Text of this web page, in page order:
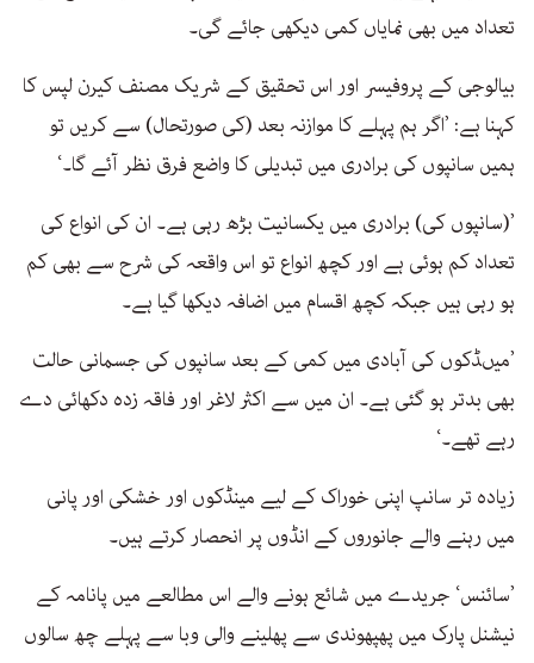
تعداد میں بھی نمایاں کمی دیکھی جائے گی۔
بیالوجی کے پروفیسر اور اس تحقیق کے شریک مصنف کیرن لپس کا
کہنا ہے: ’اگر ہم پہلے کا موازنہ بعد (کی صورتحال) سے کریں تو
ہمیں سانپوں کی برادری میں تبدیلی کا واضع فرق نظر آئے گا۔‘
’(سانپوں کی) برادری میں یکسانیت بڑھ رہی ہے۔ ان کی انواع کی
تعداد کم ہوئی ہے اور کچھ انواع تو اس واقعہ کی شرح سے بھی کم
ہو رہی ہیں جبکہ کچھ اقسام میں اضافہ دیکھا گیا ہے۔
’میںڈکوں کی آبادی میں کمی کے بعد سانپوں کی جسمانی حالت
بھی بدتر ہو گئی ہے۔ ان میں سے اکثر لاغر اور فاقہ زدہ دکھائی دے
رہے تھے۔‘
زیادہ تر سانپ اپنی خوراک کے لیے مینڈکوں اور خشکی اور پانی
میں رہنے والے جانوروں کے انڈوں پر انحصار کرتے ہیں۔
’سائنس‘ جریدے میں شائع ہونے والے اس مطالعے میں پانامہ کے
نیشنل پارک میں پھپھوندی سے پھلینے والی وبا سے پہلے چھ سالوں